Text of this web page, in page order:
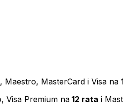
Maestro, MasterCard i Visa na
Visa Premium na 12 rata i